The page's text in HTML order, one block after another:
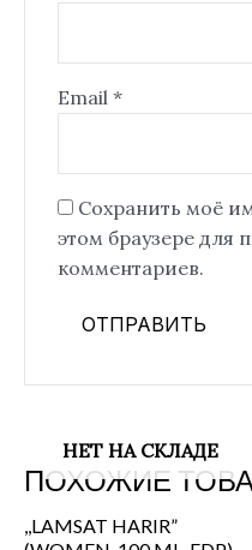
Email *
Сохранить моё
этом браузере для
комментариев.
ПОХОЖИЕ
НЕТ НА СКЛАДЕ
,,LAMSAT HARIR”